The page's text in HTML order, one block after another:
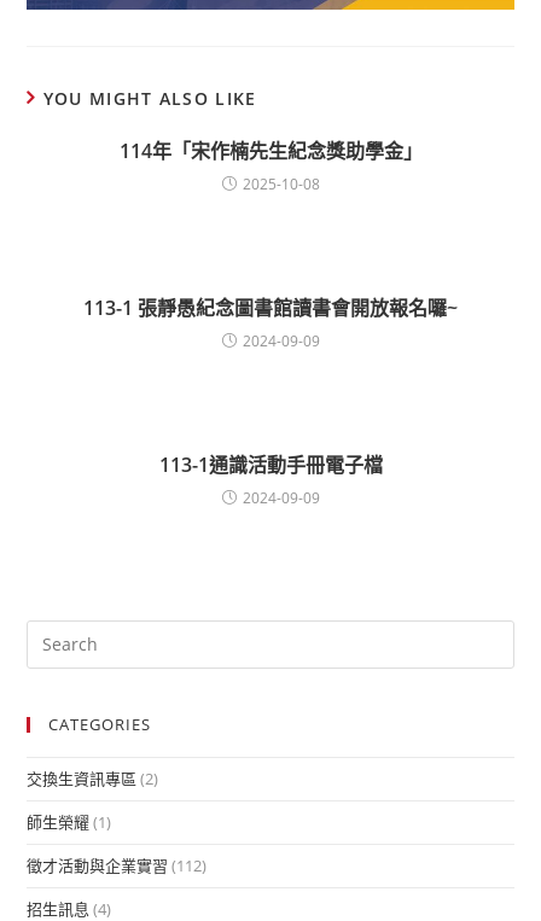
YOU MIGHT ALSO LIKE
114年「宋作楠先生紀念獎助學金」
2025-10-08
113-1 張靜愚紀念圖書館讀書會開放報名囉~
2024-09-09
113-1通識活動手冊電子檔
2024-09-09
CATEGORIES
交換生資訊專區 (2)
師生榮耀(1)
徵才活動與企業實習 (112)
招生訊息 (4)